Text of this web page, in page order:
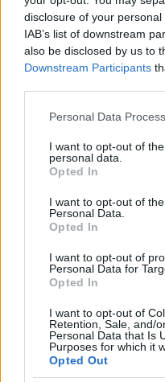
disclosure of your
IAB’s list of downstream
also be disclosed by us to
Downstream Participants
Please note that this
not limited to your visit or
grant or deny consent to
use your data for below
consent section.
Personal Data
I want to opt-out of
personal data.
Opted In
I want to opt-out of
Personal Data.
Opted In
I want to opt-out of
Personal Data for
Opted In
I want to opt-out of
Retention, Sale, and/
Personal Data that Is
Purposes for which it
Opted Out